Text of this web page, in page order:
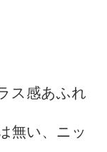
ス感あふれ
無い、ニッ